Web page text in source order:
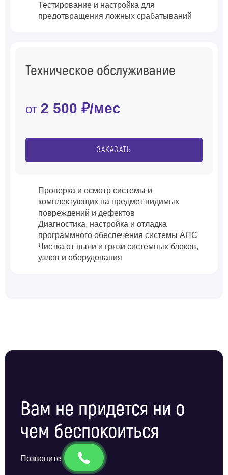
Тестирование и настройка для
предотвращения ложных срабатываний
Техническое обслуживание
от 2 500 ₽/мес
ЗАКАЗАТЬ
Проверка и осмотр системы и
комплектующих на предмет видимых
повреждений и дефектов
Диагностика, настройка и отладка
программного обеспечения системы АПС
Чистка от пыли и грязи системных блоков,
узлов и оборудования
Вам не придется ни о
чем беспокоиться
Позвоните